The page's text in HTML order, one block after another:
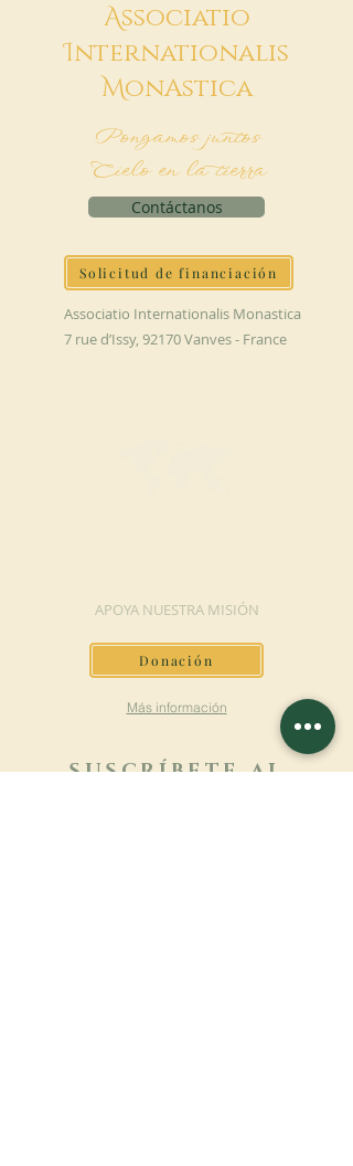
Associatio
Internationalis
MonAstica
Pongamos juntos
Cielo en la tierra
Contáctanos
Solicitud de financiación
Associatio Internationalis Monastica
7 rue d’Issy, 92170 Vanves - France
APOYA NUESTRA MISIÓN
Donación
Más información
SUSCRÍBETE AL